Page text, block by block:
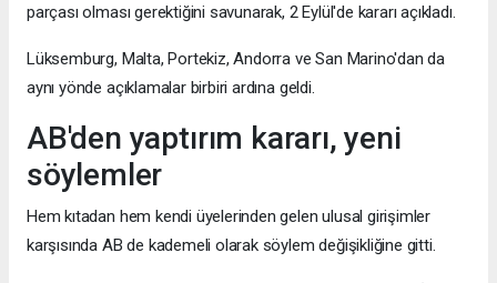
parçası olması gerektiğini savunarak, 2 Eylül'de kararı açıkladı.
Lüksemburg, Malta, Portekiz, Andorra ve San Marino'dan da
aynı yönde açıklamalar birbiri ardına geldi.
AB'den yaptırım kararı, yeni
söylemler
Hem kıtadan hem kendi üyelerinden gelen ulusal girişimler
karşısında AB de kademeli olarak söylem değişikliğine gitti.